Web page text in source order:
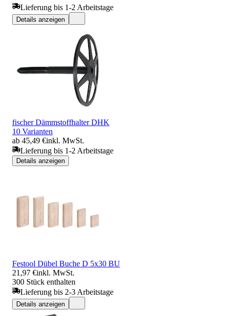
Lieferung bis 1-2 Arbeitstage
Details anzeigen
fischer Dämmstoffhalter DHK
10 Varianten
ab 45,49 €inkl. MwSt.
Lieferung bis 1-2 Arbeitstage
Details anzeigen
Festool Dübel Buche D 5x30 BU
21,97 €inkl. MwSt.
300 Stück enthalten
Lieferung bis 2-3 Arbeitstage
Details anzeigen